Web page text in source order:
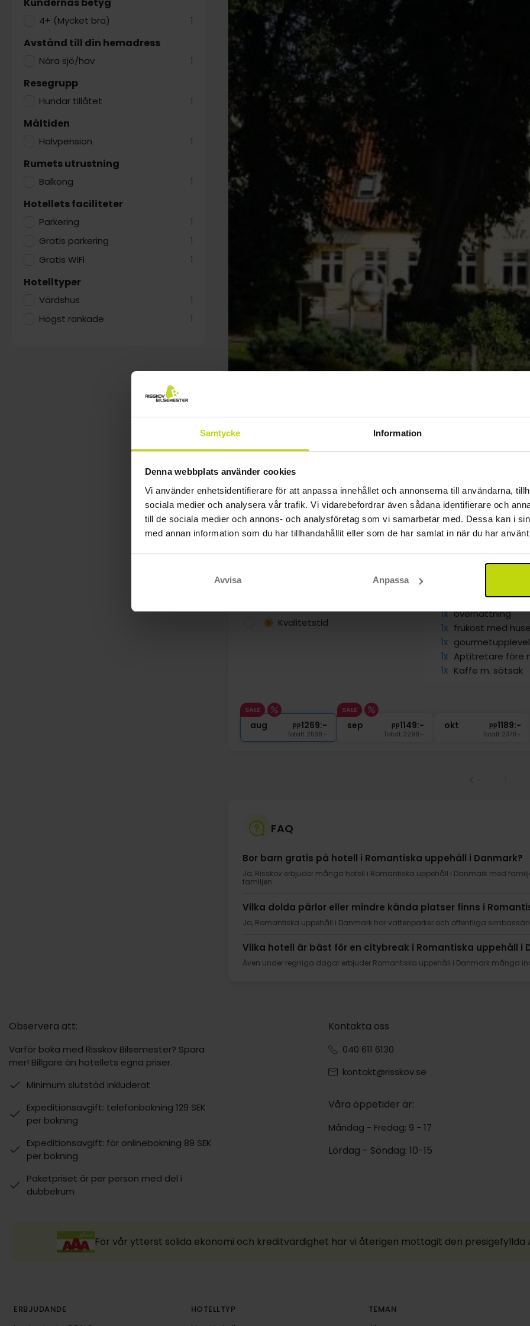
Samtycke Information
Denna webbplats använder cookies
Vi använder enhetsidentifierare för att anpassa innehållet och annonserna till användarna,
sociala medier och analysera vår trafik. Vi vidarebefordrar även sådana identifierare och
till de sociala medier och annons- och analysföretag som vi samarbetar med. Dessa kan i
med annan information som du har tillhandahållit eller som de har samlat in när du har
Avvisa Anpassa
4+ (Mycket bra) 1
Avstånd till din hemadress
Nära sjö/hav 1
Resegrupp
Hundar tillåtet 1
Måltiden
Halvpension 1
Rumets utrustning
Balkong 1
Hotellets faciliteter
Parkering 1
Gratis parkering 1
Gratis WiFi 1
Hotelltyper
Värdshus 1
Högst rankade 1
Kvalitetstid
Aperitif + 4-
1x övernattning
1x frukost med
1x
1x Aptitretare före
1x Kaffe m. sötsak
SALE
aug pp1269:-
Totalt 2538:-
SALE
sep pp1149:-
Totalt 2298:-
okt pp1189:-
Totalt 2378:-
FAQ
Bor barn gratis på hotell i Romantiska uppehåll i Danmark?
Ja, Risskov erbjuder många hotell i Romantiska uppehåll i Danmark med
familjen.
Vilka dolda pärlor eller mindre kända platser finns i
Ja, Romantiska uppehåll i Danmark har vattenparker och offentliga
Vilka hotell är bäst för en citybreak i Romantiska uppehåll i
Även under regniga dagar erbjuder Romantiska uppehåll i Danmark många
Observera att:
Varför boka med Risskov Bilsemester? Spara
mer! Billgare än hotellets egna priser.
Minimum slutstäd inkluderat
Expeditionsavgift: telefonbokning 129 SEK
per bokning
Expeditionsavgift: för onlinebokning 89 SEK
per bokning
Paketpriset är per person med del i
dubbelrum
Kontakta oss
040 611 6130
kontakt@risskov.se
Våra öppetider är:
Måndag - Fredag: 9 - 17
Lördag - Söndag: 10-15
För vår ytterst solida ekonomi och kreditvärdighet har vi återigen mottagit den presigefyllda
ERBJUDANDE HOTELLTYP TEMAN